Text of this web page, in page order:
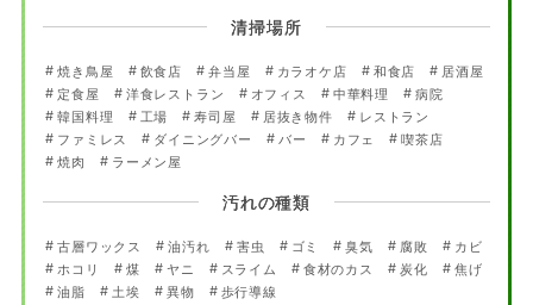
清掃場所
焼き鳥屋 飲食店 弁当屋 カラオケ店 和食店
居酒屋
定食屋
洋食レストラン オフィス 中華料理
病院
韓国料理
工場 寿司屋 居抜き物件
レストラン
ファミレス
ダイニングバー バー カフェ
喫茶店
焼肉
ラーメン屋
汚れの種類
古層ワックス 油汚れ 害虫 ゴミ 臭気 腐敗
カビ
ホコリ
煤 ヤニ スライム 食材のカス 炭化
焦げ
油脂
土埃 異物 歩行導線